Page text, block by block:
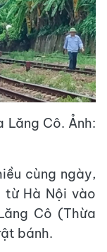
Cô. Ảnh:
cùng ngày,
từ Hà Nội vào
Cô (Thừa
bánh.